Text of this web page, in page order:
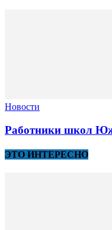
Новости
Работники школ
ЭТО ИНТЕРЕСНО